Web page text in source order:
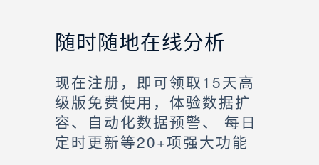
随时随地在线分析
现在注册，即可领取15天高
级版免费使用，体验数据扩
容、自动化数据预警、 每日
定时更新等20+项强大功能